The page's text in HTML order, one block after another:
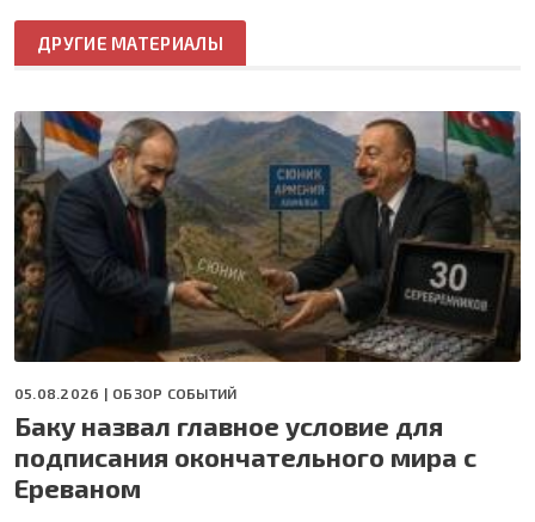
ДРУГИЕ МАТЕРИАЛЫ
05.08.2026 | ОБЗОР СОБЫТИЙ
Баку назвал главное условие для
подписания окончательного мира с
Ереваном